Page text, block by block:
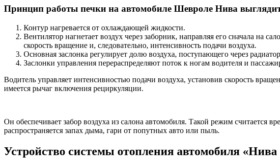
Принцип работы печки на автомобиле Шевроле Нива
Контур нагревается от охлаждающей жидкости.
Вентилятор нагнетает воздух через заборник, направляя его сначала на
скорость вращение и, следовательно, интенсивность подачи воздуха.
Основная заслонка регулирует долю воздуха, поступающего через
Заслонки управления перераспределяют поток к ногам водителя и
Водитель управляет интенсивностью подачи воздуха, установив скорость
имеется рычаг включения рециркуляции.
Он обеспечивает забор воздуха из салона автомобиля. Такой режим считается
распространяется запах дыма, гари от попутных авто или пыль.
Устройство системы отопления автомобиля